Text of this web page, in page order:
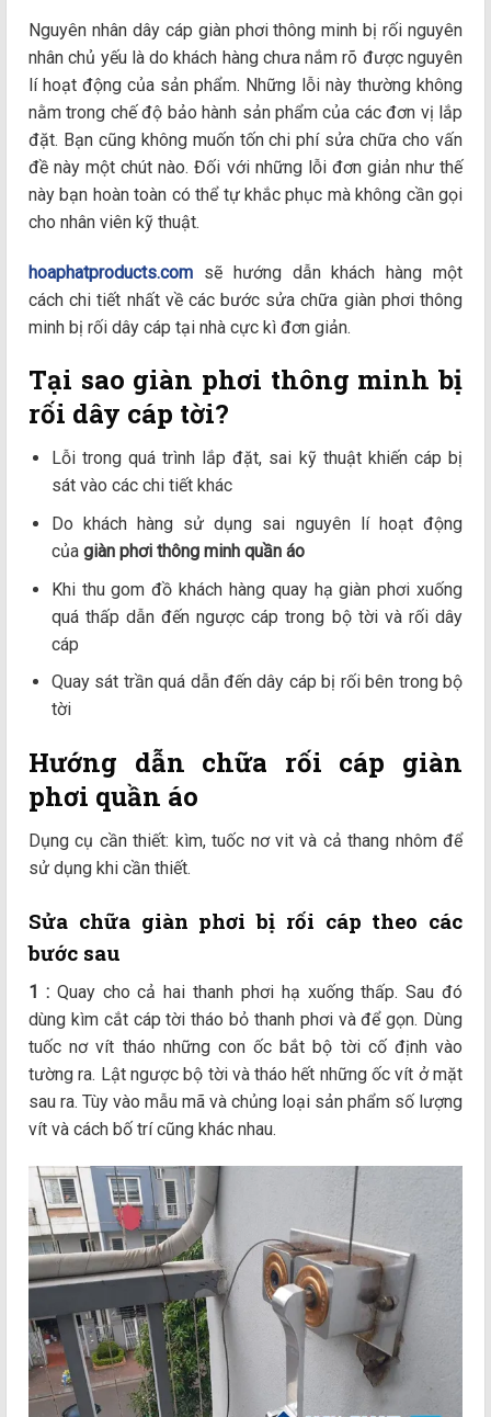
Nguyên nhân dây cáp giàn phơi thông minh bị rối nguyên
nhân chủ yếu là do khách hàng chưa nắm rõ được nguyên
lí hoạt động của sản phẩm. Những lỗi này thường không
nằm trong chế độ bảo hành sản phẩm của các đơn vị lắp
đặt. Bạn cũng không muốn tốn chi phí sửa chữa cho vấn
đề này một chút nào. Đối với những lỗi đơn giản như thế
này bạn hoàn toàn có thể tự khắc phục mà không cần gọi
cho nhân viên kỹ thuật.
hoaphatproducts.com sẽ hướng dẫn khách hàng một
cách chi tiết nhất về các bước sửa chữa giàn phơi thông
minh bị rối dây cáp tại nhà cực kì đơn giản.
Tại sao giàn phơi thông minh bị
rối dây cáp tời?
Lỗi trong quá trình lắp đặt, sai kỹ thuật khiến cáp bị
sát vào các chi tiết khác
Do khách hàng sử dụng sai nguyên lí hoạt động
của giàn phơi thông minh quần áo
Khi thu gom đồ khách hàng quay hạ giàn phơi xuống
quá thấp dẫn đến ngược cáp trong bộ tời và rối dây
cáp
Quay sát trần quá dẫn đến dây cáp bị rối bên trong bộ
tời
Hướng dẫn chữa rối cáp giàn
phơi quần áo
Dụng cụ cần thiết: kìm, tuốc nơ vit và cả thang nhôm để
sử dụng khi cần thiết.
Sửa chữa giàn phơi bị rối cáp theo các
bước sau
1 :Quay cho cả hai thanh phơi hạ xuống thấp. Sau đó
dùng kìm cắt cáp tời tháo bỏ thanh phơi và để gọn. Dùng
tuốc nơ vít tháo những con ốc bắt bộ tời cố định vào
tường ra. Lật ngược bộ tời và tháo hết những ốc vít ở mặt
sau ra. Tùy vào mẫu mã và chủng loại sản phẩm số lượng
vít và cách bố trí cũng khác nhau.